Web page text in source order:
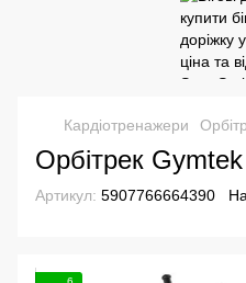
Кардіотренажери
Орбітрек
Артикул: 5907766664390